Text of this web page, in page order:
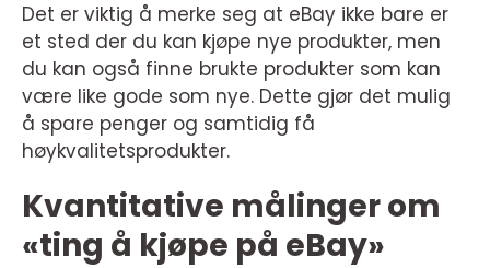
Det er viktig å merke seg at eBay ikke bare er
et sted der du kan kjøpe nye produkter, men
du kan også finne brukte produkter som kan
være like gode som nye. Dette gjør det mulig
å spare penger og samtidig få
høykvalitetsprodukter.
Kvantitative målinger om
«ting å kjøpe på eBay»